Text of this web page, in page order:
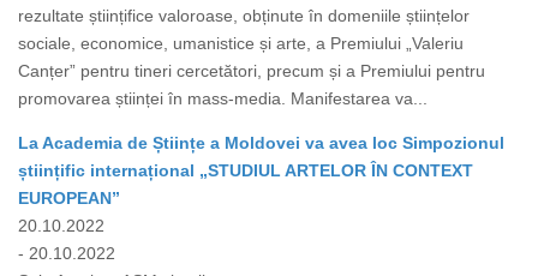
rezultate științifice valoroase, obținute în domeniile științelor
sociale, economice, umanistice și arte, a Premiului „Valeriu
Canțer” pentru tineri cercetători, precum și a Premiului pentru
promovarea științei în mass-media. Manifestarea va...
La Academia de Științe a Moldovei va avea loc Simpozionul
științific internațional „STUDIUL ARTELOR ÎN CONTEXT
EUROPEAN”
20.10.2022
- 20.10.2022